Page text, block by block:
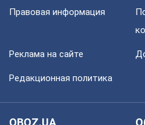
Правовая информация
Реклама на сайте
Редакционная политика
OBOZ.UA